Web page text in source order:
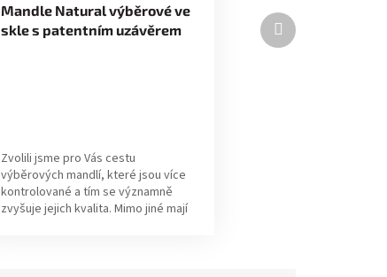
Mandle Natural výběrové ve
skle s patentním uzávěrem
Zvolili jsme pro Vás cestu
výběrových mandlí, které jsou více
kontrolované a tím se významně
zvyšuje jejich kvalita. Mimo jiné mají
Další
produkt